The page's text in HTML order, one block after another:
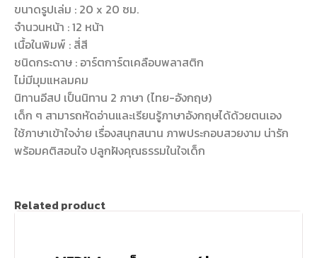
ขนาดรูปเล่ม : 20 x 20 ซม.
จำนวนหน้า : 12 หน้า
เนื้อในพิมพ์ : สี่สี
ชนิดกระดาษ : อาร์ตการ์ตเคลือบพลาสติก
ไม่มีมุมแหลมคม
นิทานอีสป เป็นนิทาน 2 ภาษา (ไทย-อังกฤษ)
เด็ก ๆ สามารถหัดอ่านและเรียนรู้ภาษาอังกฤษได้ด้วยตนเอง
ใช้ภาษาเข้าใจง่าย เรื่องสนุกสนาน ภาพประกอบสวยงาม น่ารัก
พร้อมคติสอนใจ ปลูกฝังคุณธรรมในใจเด็ก
Related product